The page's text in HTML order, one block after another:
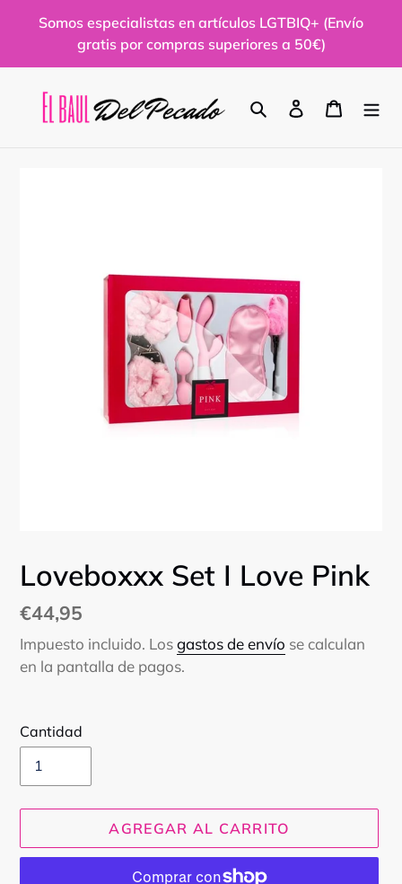
Somos especialistas en artículos LGTBIQ+ (Envío
gratis por compras superiores a 50€)
Buscar IngresarCarrito
Loveboxxx Set I Love Pink
Precio
habitual
€44,95
Impuesto incluido. Losgastos de envío se calculan
en la pantalla de pagos.
Cantidad
AGREGAR AL CARRITO